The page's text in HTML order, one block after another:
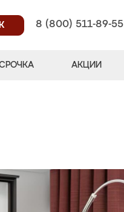
8 (800) 511-89-55
АКЦИИ